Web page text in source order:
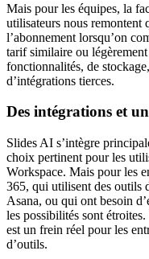
Mais pour les équipes, la
utilisateurs nous remontent
l’abonnement lorsqu’on
tarif similaire ou
fonctionnalités, de
d’intégrations tierces.
Des intégrations et
Slides AI s’intègre
choix pertinent pour les
Workspace. Mais pour les
365, qui utilisent des outils
Asana, ou qui ont besoin
les possibilités sont
est un frein réel pour les
d’outils.